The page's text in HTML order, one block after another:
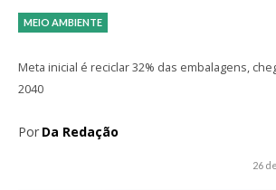
MEIO AMBIENTE
Meta inicial é reciclar 32% das embalagens,
2040
Por Da Redação
26